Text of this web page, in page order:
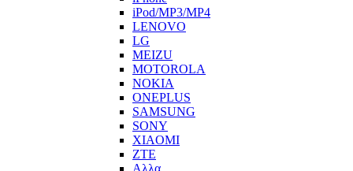
iPod/MP3/MP4
LENOVO
LG
MEIZU
MOTOROLA
NOKIA
ONEPLUS
SAMSUNG
SONY
XIAOMI
ZTE
Αλλα